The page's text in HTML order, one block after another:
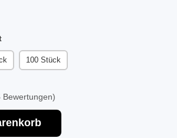
100 Stück
Bewertungen)